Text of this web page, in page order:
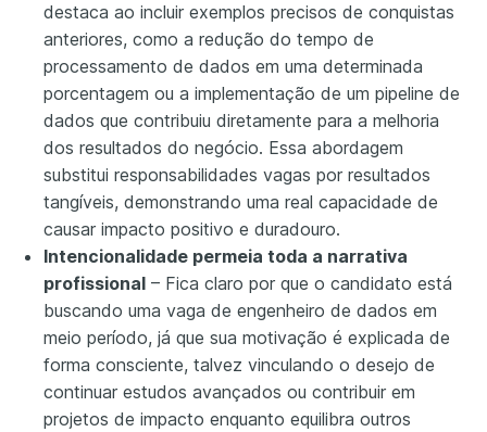
destaca ao incluir exemplos precisos de conquistas
anteriores, como a redução do tempo de
processamento de dados em uma determinada
porcentagem ou a implementação de um pipeline de
dados que contribuiu diretamente para a melhoria
dos resultados do negócio. Essa abordagem
substitui responsabilidades vagas por resultados
tangíveis, demonstrando uma real capacidade de
causar impacto positivo e duradouro.
Intencionalidade permeia toda a narrativa
profissional – Fica claro por que o candidato está
buscando uma vaga de engenheiro de dados em
meio período, já que sua motivação é explicada de
forma consciente, talvez vinculando o desejo de
continuar estudos avançados ou contribuir em
projetos de impacto enquanto equilibra outros